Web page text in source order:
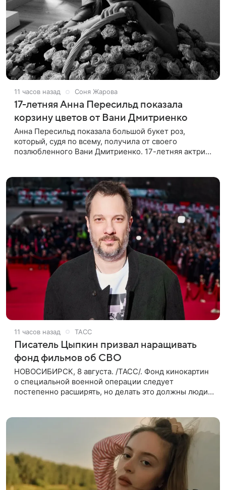
11 часов назад Соня Жарова
17-летняя Анна Пересильд показала
корзину цветов от Вани Дмитриенко
Анна Пересильд показала большой букет роз,
который, судя по всему, получилa от своего
позлюбленного Вани Дмитриенко. 17-летняя актриса
11 часов назад ТАСС
Писатель Цыпкин призвал наращивать
фонд фильмов об СВО
НОВОСИБИРСК, 8 августа. /ТАСС/. Фонд кинокартин
о специальной военной операции следует
постепенно расширять, но делать это должны люди,